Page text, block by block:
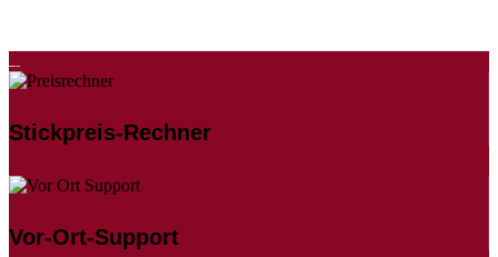
Stickpreis-Rechner
Vor-Ort-Support